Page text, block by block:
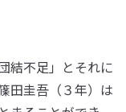
結不足」とそれに
田圭吾（３年）は